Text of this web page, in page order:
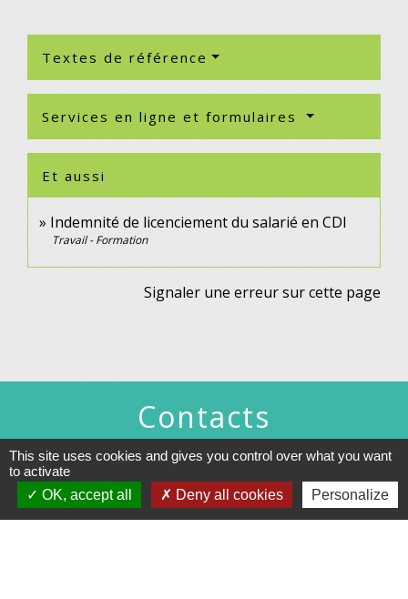
Textes de référence
Services en ligne et formulaires
Et aussi
Indemnité de licenciement du salarié en CDI
Travail - Formation
Signaler une erreur sur cette page
Contacts
Commune de Gennes
1 rue du Lavoir
25660 Gennes - FRANCE
+33 3 81 55 75 32
This site uses cookies and gives you control over what you want
to activate
OK, accept all
Deny all cookies Personalize